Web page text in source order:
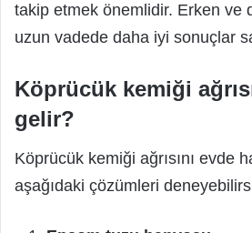
takip etmek önemlidir. Erken ve
uzun vadede daha iyi sonuçlar
Köprücük kemiği
gelir?
Köprücük kemiği ağrısını evde
aşağıdaki çözümleri